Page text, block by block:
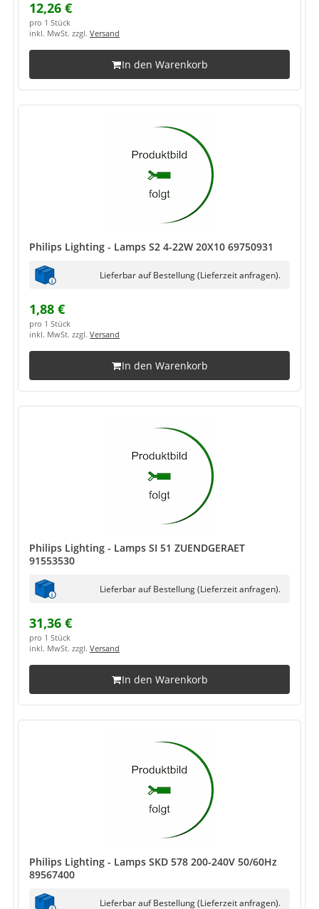
12,26 €
pro 1 Stück
inkl. MwSt. zzgl. Versand
In den Warenkorb
Philips Lighting - Lamps S2 4-22W 20X10 69750931
Lieferbar auf Bestellung (Lieferzeit anfragen).
1,88 €
pro 1 Stück
inkl. MwSt. zzgl. Versand
In den Warenkorb
Philips Lighting - Lamps SI 51 ZUENDGERAET
91553530
Lieferbar auf Bestellung (Lieferzeit anfragen).
31,36 €
pro 1 Stück
inkl. MwSt. zzgl. Versand
In den Warenkorb
Philips Lighting - Lamps SKD 578 200-240V 50/60Hz
89567400
Lieferbar auf Bestellung (Lieferzeit anfragen).